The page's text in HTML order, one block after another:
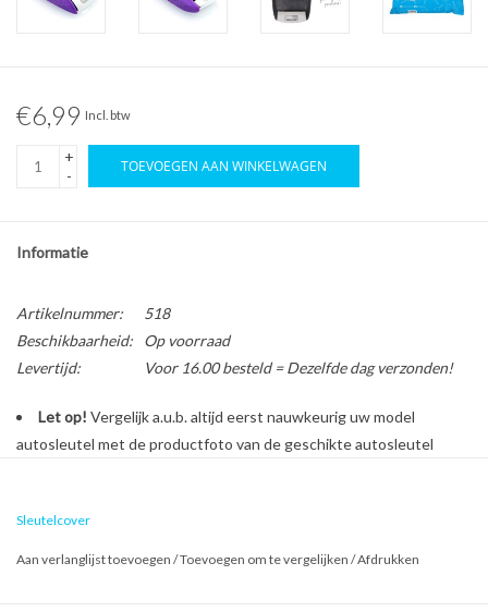
€6,99 Incl. btw
+
-
TOEVOEGEN AAN WINKELWAGEN
Informatie
Artikelnummer:
518
Beschikbaarheid:
Op voorraad
Levertijd:
Voor 16.00 besteld = Dezelfde dag verzonden!
Let op! Vergelijk a.u.b. altijd eerst nauwkeurig uw model
autosleutel met de productfoto van de geschikte autosleutel
Sleutelcover
Aan verlanglijst toevoegen /Toevoegen om te vergelijken /Afdrukken